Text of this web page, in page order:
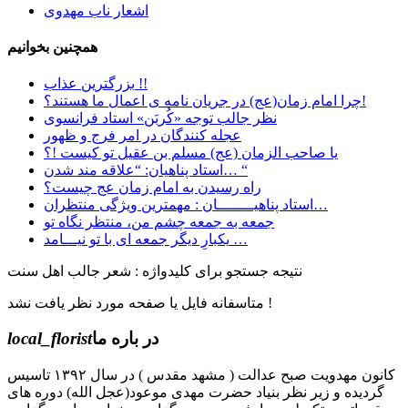
اشعار ناب مهدوی
همچنین بخوانیم
بزرگترین عذاب !!
چرا امام زمان(عج) در جریان نامه ی اعمال ما هستند؟!
نظر جالب توجه «کُربَن» استاد فرانسوی
عجله کنندگان در امر فرج و ظهور
یا صاحب الزمان (عج) مسلم بن عقیل تو کیست !؟
استاد پناهیان: “علاقه مند شدن… “
راه رسیدن به امام زمان عج چیست؟
استاد پناهیــــــــان : مهمترین ویژگی منتظران…
جمعه به جمعه چشم من، منتظر نگاه تو
یکبارِ دیگر جمعه ای با تو نیـــامد …
نتیجه جستجو برای کلیدواژه : شعر جالب اهل سنت
متاسفانه فایل یا صفحه مورد نظر یافت نشد !
local_floristدر باره ما
کانون مهدویت صبح عدالت ( مشهد مقدس ) در سال ۱۳۹۲ تاسیس
گردیده و زیر نظر بنیاد حضرت مهدی موعود(عجل الله) دوره های